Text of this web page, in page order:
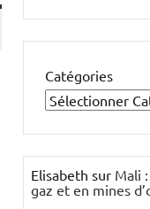
Catégories
Elisabeth sur Mali
gaz et en mines